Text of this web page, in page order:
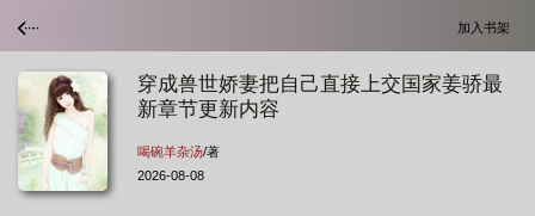
加入书架
穿成兽世娇妻把自己直接上交国家姜骄最
新章节更新内容
喝碗羊杂汤/著
2026-08-08